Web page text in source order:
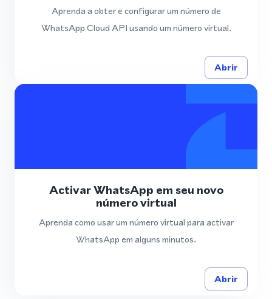
Aprenda a obter e configurar um número de
WhatsApp Cloud API usando um número virtual.
Abrir
Activar WhatsApp em seu novo
número virtual
Aprenda como usar um número virtual para activar
WhatsApp em alguns minutos.
Abrir